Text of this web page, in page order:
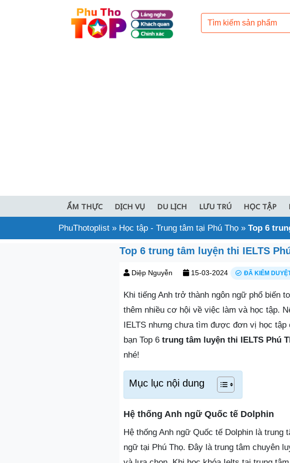
ẨM THỰC DỊCH VỤ DU LỊCH LƯU TRÚ HỌC TẬP
PhuThotoplist » Học tập - Trung tâm tại Phú Thọ » Top 6
Top 6 trung tâm luyện thi IELTS
Diệp Nguyễn 15-03-2024 ĐÃ KIỂM
Khi tiếng Anh trở thành ngôn ngữ phổ biến
thêm nhiều cơ hội về việc làm và học tập.
IELTS nhưng chưa tìm được đơn vị học
bạn Top 6 trung tâm luyện thi IELTS Phú
nhé!
Mục lục nội dung
Hệ thống Anh ngữ Quốc tế Dolphin
Hệ thống Anh ngữ Quốc tế Dolphin là trung
ngữ tại Phú Thọ. Đây là trung tâm chuyên